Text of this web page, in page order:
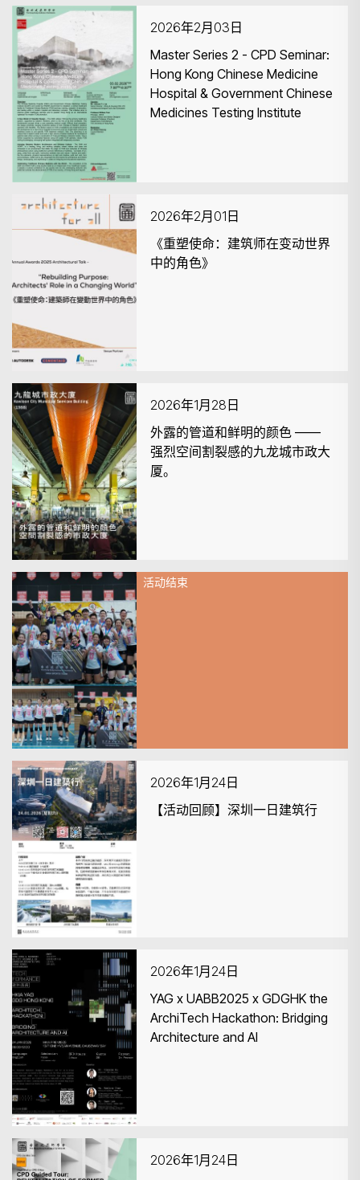
2026年2月03日
Master Series 2 - CPD Seminar:
Hong Kong Chinese Medicine
Hospital & Government Chinese
Medicines Testing Institute
2026年2月01日
《重塑使命：建筑师在变动世界
中的角色》
2026年1月28日
外露的管道和鲜明的颜色 ——
强烈空间割裂感的九龙城市政大
厦。
活动结束
2026年1月24日
【活动回顾】深圳一日建筑行
2026年1月24日
YAG x UABB2025 x GDGHK the
ArchiTech Hackathon: Bridging
Architecture and AI
2026年1月24日